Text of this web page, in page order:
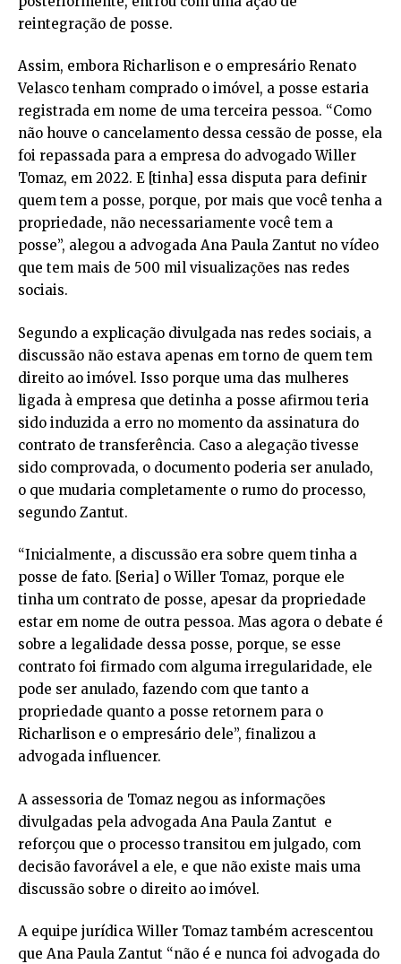
reintegração de posse.
Assim, embora Richarlison e o empresário Renato
Velasco tenham comprado o imóvel, a posse estaria
registrada em nome de uma terceira pessoa. “Como
não houve o cancelamento dessa cessão de posse, ela
foi repassada para a empresa do advogado Willer
Tomaz, em 2022. E [tinha] essa disputa para definir
quem tem a posse, porque, por mais que você tenha a
propriedade, não necessariamente você tem a
posse”, alegou a advogada Ana Paula Zantut no vídeo
que tem mais de 500 mil visualizações nas redes
sociais.
Segundo a explicação divulgada nas redes sociais, a
discussão não estava apenas em torno de quem tem
direito ao imóvel. Isso porque uma das mulheres
ligada à empresa que detinha a posse afirmou teria
sido induzida a erro no momento da assinatura do
contrato de transferência. Caso a alegação tivesse
sido comprovada, o documento poderia ser anulado,
o que mudaria completamente o rumo do processo,
segundo Zantut.
“Inicialmente, a discussão era sobre quem tinha a
posse de fato. [Seria] o Willer Tomaz, porque ele
tinha um contrato de posse, apesar da propriedade
estar em nome de outra pessoa. Mas agora o debate é
sobre a legalidade dessa posse, porque, se esse
contrato foi firmado com alguma irregularidade, ele
pode ser anulado, fazendo com que tanto a
propriedade quanto a posse retornem para o
Richarlison e o empresário dele”, finalizou a
advogada influencer.
A assessoria de Tomaz negou as informações
divulgadas pela advogada Ana Paula Zantut e
reforçou que o processo transitou em julgado, com
decisão favorável a ele, e que não existe mais uma
discussão sobre o direito ao imóvel.
A equipe jurídica Willer Tomaz também acrescentou
que Ana Paula Zantut “não é e nunca foi advogada do